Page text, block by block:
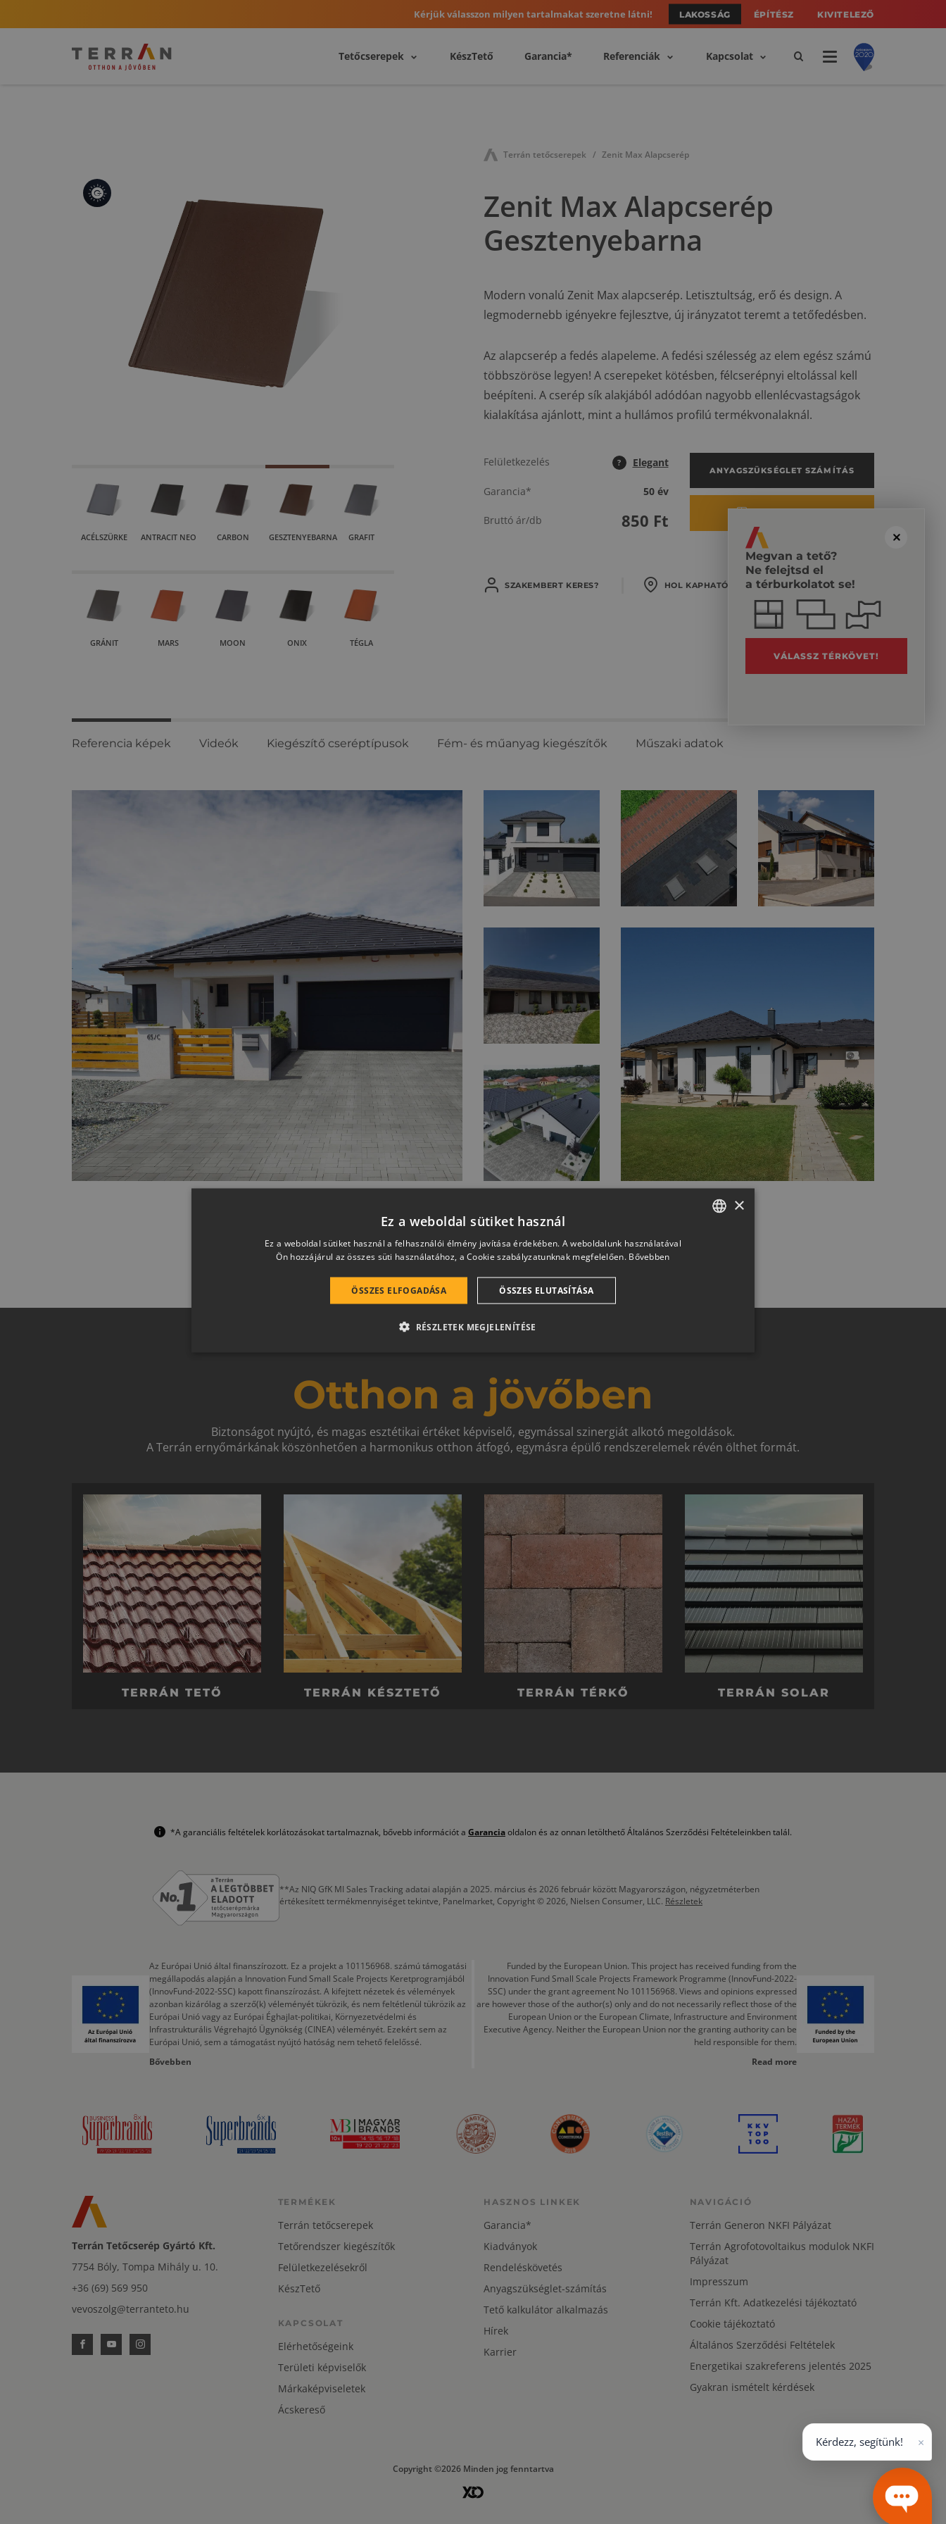
Kérjük válasszon milyen tartalmakat szeretne látni! LAKOSSÁG ÉPÍTÉSZ KIVITELEZŐ
Tetőcserepek KészTető Garancia* Referenciák Kapcsolat
Terrán tetőcserepek Zenit Max Alapcserép
Zenit Max Alapcserép
Gesztenyebarna
Modern vonalú Zenit Max alapcserép. Letisztultság, erő és design. A
legmodernebb igényekre fejlesztve, új irányzatot teremt a tetőfedésben.
Az alapcserép a fedés alapeleme. A fedési szélesség az elem egész számú
többszöröse legyen! A cserepeket kötésben, félcserépnyi eltolással kell
beépíteni. A cserép sík alakjából adódóan nagyobb ellenlécvastagságok
kialakítása ajánlott, mint a hullámos profilú termékvonalaknál.
Felületkezelés ? Elegant
Garancia* 50 év
Bruttó ár/db 850 Ft
ANYAGSZÜKSÉGLET SZÁMÍTÁS
SZAKEMBERT KERES? HOL KAPHATÓ?
ACÉLSZÜRKE ANTRACIT NEO CARBON GESZTENYEBARNA GRAFIT
GRÁNIT MARS MOON ONIX TÉGLA
Referencia képek Videók Kiegészítő cseréptípusok Fém- és műanyag kiegészítők Műszaki adatok
képek
TOVÁBBI REFERENCIA KÉPEK
Megvan a tető?
Ne felejtsd el
a térburkolatot se!
VÁLASSZ TÉRKÖVET!
Otthon a jövőben
Biztonságot nyújtó, és magas esztétikai értéket képviselő, egymással szinergiát alkotó megoldások.
A Terrán ernyőmárkának köszönhetően a harmonikus otthon átfogó, egymásra épülő rendszerelemek révén ölthet formát.
TERRÁN TETŐ TERRÁN KÉSZTETŐ TERRÁN TÉRKŐ TERRÁN SOLAR
*A garanciális feltételek korlátozásokat tartalmaznak, bővebb információt a Garanciaoldalon és az onnan letölthető Általános Szerződési Feltételeinkben talál.
**Az NIQ GfK MI Sales Tracking adatai alapján a 2025. március és 2026 február között Magyarországon, négyzetméterben
értékesített termékmennyiséget tekintve, Panelmarket, Copyright © 2026, Nielsen Consumer, LLC. Részletek
Az Európai Unió által finanszírozott. Ez a projekt a 101156968. számú támogatási
megállapodás alapján a Innovation Fund Small Scale Projects Keretprogramjából
(InnovFund-2022-SSC) kapott finanszírozást. A kifejtett nézetek és vélemények
azonban kizárólag a szerző(k) véleményét tükrözik, és nem feltétlenül tükrözik az
Európai Unió vagy az Európai Éghajlat-politikai, Környezetvédelmi és
Infrastrukturális Végrehajtó Ügynökség (CINEA) véleményét. Ezekért sem az
Európai Unió, sem a támogatást nyújtó hatóság nem tehető felelőssé.
Bővebben
Funded by the European Union. This project has received funding from the
Innovation Fund Small Scale Projects Framework Programme (InnovFund-2022-
SSC) under the grant agreement No 101156968. Views and opinions expressed
are however those of the author(s) only and do not necessarily reflect those of the
European Union or the European Climate, Infrastructure and Environment
Executive Agency. Neither the European Union nor the granting authority can be
held responsible for them.
Read more
Terrán Tetőcserép Gyártó Kft.
7754 Bóly, Tompa Mihály u. 10.
+36 (69) 569 950
vevoszolg@terranteto.hu
TERMÉKEK
Terrán tetőcserepek
Tetőrendszer kiegészítők
Felületkezelésekről
KészTető
KAPCSOLAT
Elérhetőségeink
Területi képviselők
Márkaképviseletek
Ácskereső
HASZNOS LINKEK
Garancia*
Kiadványok
Rendeléskövetés
Anyagszükséglet-számítás
Tető kalkulátor alkalmazás
Hírek
Karrier
NAVIGÁCIÓ
Terrán Generon NKFI Pályázat
Terrán Agrofotovoltaikus modulok NKFI
Pályázat
Impresszum
Terrán Kft. Adatkezelési tájékoztató
Cookie tájékoztató
Általános Szerződési Feltételek
Energetikai szakreferens jelentés 2025
Gyakran ismételt kérdések
Copyright ©2026 Minden jog fenntartva
Kérdezz, segítünk! ×
ENGLISH
×
Ez a weboldal sütiket használ
Ez a weboldal sütiket használ a felhasználói élmény javítása érdekében. A weboldalunk használatával
Ön hozzájárul az összes süti használatához, a Cookie szabályzatunknak megfelelően. Bővebben
ÖSSZES ELFOGADÁSA ÖSSZES ELUTASÍTÁSA
RÉSZLETEK MEGJELENÍTÉSE